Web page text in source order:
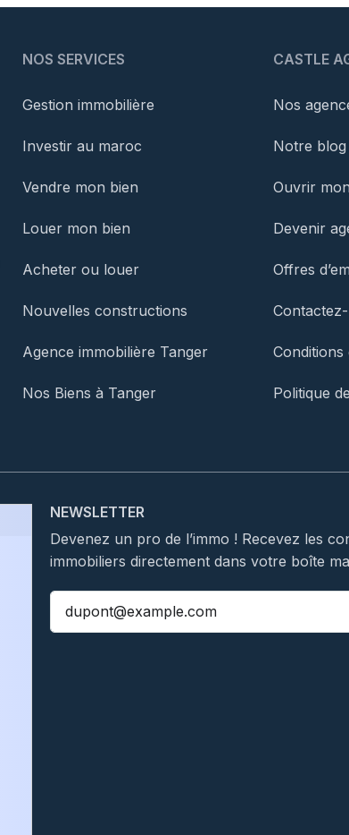
NOS SERVICES
Gestion immobilière
Investir au maroc
Vendre mon bien
Louer mon bien
Acheter ou louer
Nouvelles constructions
Agence immobilière Tanger
Nos Biens à Tanger
CASTLE
Nos
Notre blog
Ouvrir
Devenir
Offres
Conditions
Politique
NEWSLETTER
Devenez un pro de l’immo ! Recevez les
immobiliers directement dans votre boîte